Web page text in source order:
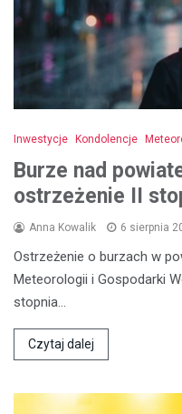
Inwestycje Kondolencje
Burze nad
ostrzeżenie II
Anna Kowalik 6 sierpnia
Ostrzeżenie o burzach w
Meteorologii i Gospodarki
stopnia…
Czytaj dalej